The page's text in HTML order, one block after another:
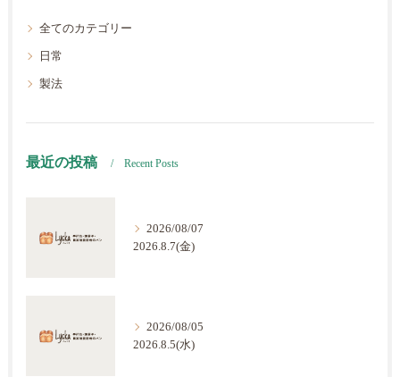
全てのカテゴリー
日常
製法
最近の投稿 Recent Posts
2026/08/07
2026.8.7(金)
2026/08/05
2026.8.5(水)